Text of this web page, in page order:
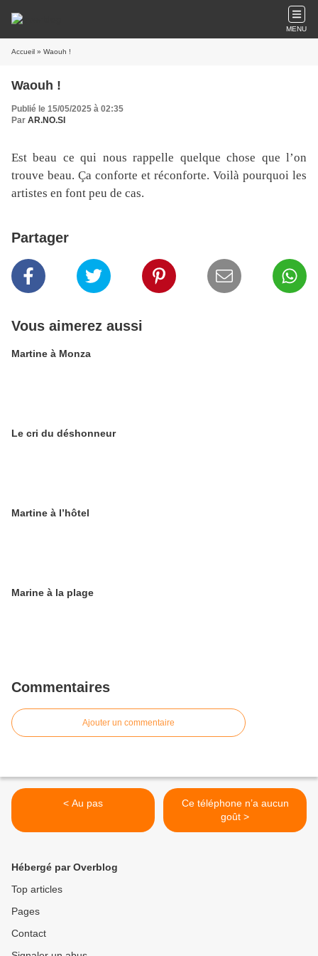
MENU
Accueil » Waouh !
Waouh !
Publié le 15/05/2025 à 02:35
Par AR.NO.SI
Est beau ce qui nous rappelle quelque chose que l’on
trouve beau. Ça conforte et réconforte. Voilà pourquoi les
artistes en font peu de cas.
Partager
Vous aimerez aussi
Martine à Monza
Le cri du déshonneur
Martine à l’hôtel
Marine à la plage
Commentaires
Ajouter un commentaire
< Au pas
Ce téléphone n’a aucun
goût >
Hébergé par Overblog
Top articles
Pages
Contact